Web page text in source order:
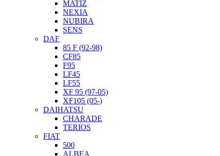
MATIZ
NEXIA
NUBIRA
SENS
DAF
85 F (92-98)
CF85
F95
LF45
LF55
XF 95 (97-05)
XF105 (05-)
DAIHATSU
CHARADE
TERIOS
FIAT
500
ALBEA